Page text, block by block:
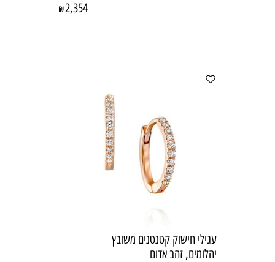
₪2,354
עגילי חישוק קטנטנים משובץ
יהלומים, זהב אדום